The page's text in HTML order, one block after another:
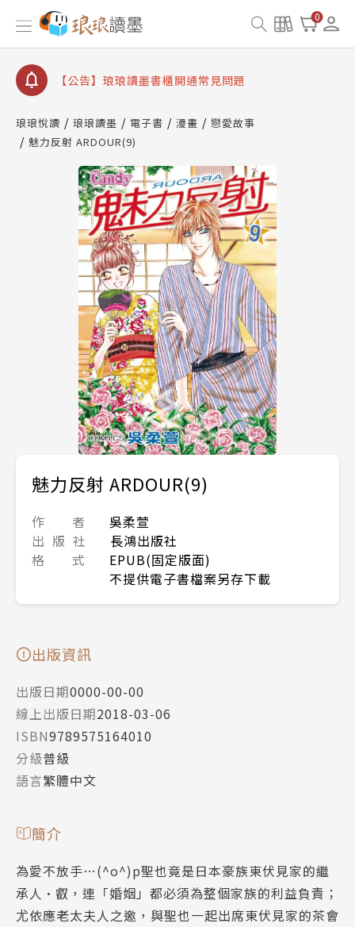
0
【公告】琅琅書店服務升級重要說明及資產合併結果
查詢
【公告】琅琅讀墨數位閱讀資產合併與書櫃開通申請
【公告】琅琅讀墨書櫃開通常見問題
請圖文教學
【公告】琅琅書店服務升級重要說明及資產合併結果
查詢
【公告】琅琅讀墨數位閱讀資產合併與書櫃開通申請
琅琅悅讀 琅琅讀墨 電子書 漫畫
戀愛故事
魅力反射 ARDOUR(9)
魅力反射 ARDOUR(9)
作 者
吳柔萱
出 版 社
長鴻出版社
格 式
EPUB(固定版面)
不提供電子書檔案另存下載
出版資訊
出版日期0000-00-00
線上出版日期2018-03-06
ISBN9789575164010
分級普級
語言繁體中文
簡介
為愛不放手…(^o^)p聖也竟是日本豪族東伏見家的繼
承人•叡，連「婚姻」都必須為整個家族的利益負責；
尤依應老太夫人之邀，與聖也一起出席東伏見家的茶會